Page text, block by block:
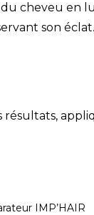
cheveu en
son
résultats,
IMP’HAIR